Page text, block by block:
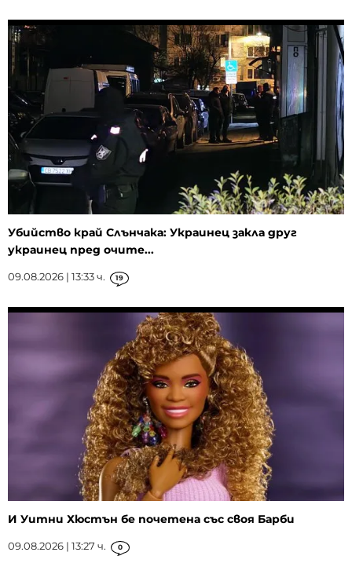
Убийство край Слънчака: Украинец закла друг
украинец пред очите...
09.08.2026 | 13:33 ч. 19
И Уитни Хюстън бе почетена със своя Барби
09.08.2026 | 13:27 ч. 0